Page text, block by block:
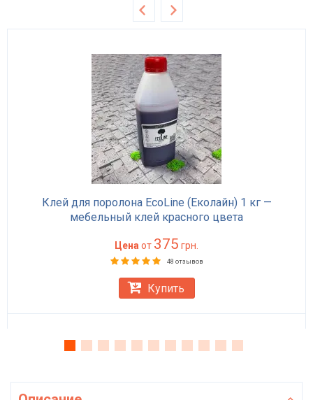
Клей для поролона EcoLine (Еколайн) 1 кг —
мебельный клей красного цвета
Цена от 375 грн.
48 отзывов
Купить